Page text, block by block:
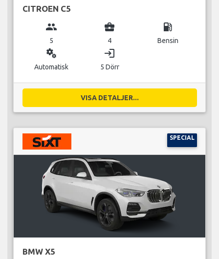
CITROEN C5
group
5
business_center
4
local_gas_station
Bensin
miscellaneous_services
Automatisk
login
5 Dörr
VISA DETALJER...
SPECIAL
BMW X5